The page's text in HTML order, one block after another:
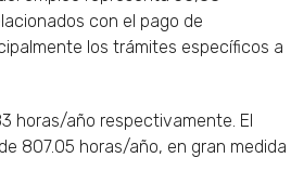
con el pago de
los trámites específicos a
horas/año respectivamente. El
807.05 horas/año, en gran medida